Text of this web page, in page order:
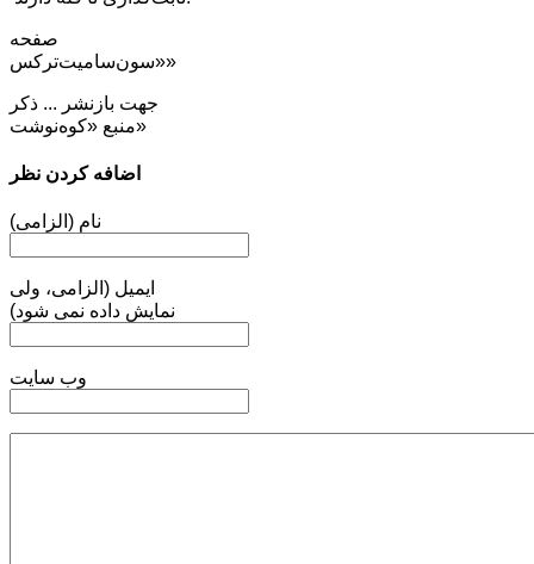
صفحه
«سون‌سامیت‌ترکس»
جهت بازنشر ... ذکر
منبع «کوه‌نوشت»
اضافه کردن نظر
نام (الزامی)
ایمیل (الزامی، ولی
نمایش داده نمی شود)
وب سایت